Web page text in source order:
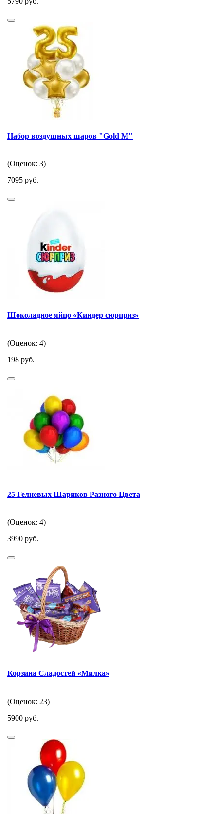
Набор воздушных шаров "Gold M"
(Оценок: 3)
7095 руб.
Шоколадное яйцо «Киндер сюрприз»
(Оценок: 4)
198 руб.
25 Гелиевых Шариков Разного Цвета
(Оценок: 4)
3990 руб.
Корзина Сладостей «Милка»
(Оценок: 23)
5900 руб.